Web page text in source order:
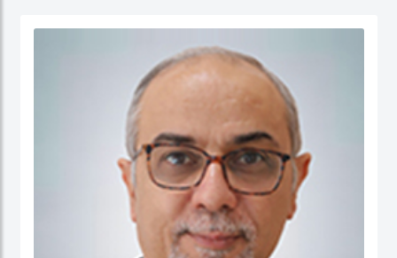
وصناديق الثروة السيادية. نشرت أعمالها البحثية في دوريات علمية دولية في مجال الإدارة
والعلوم التطبيقية، مجلة الأعمال والاقتصاد؛ وجامعة كامبريدج. الدكتورة منى حاليًا عضو
في شبكة الخبراء الإقليمية التابعة لمنظمة الأغذية والزراعة ورئيستها ايضا. حصلت على
درجة الدكتوراه. من كلية الاقتصاد والعلوم السياسية بجامعة القاهرة، وشهادتي الماجستير
والبكالوريوس في الاقتصاد من الجامعة الأمريكية بالقاهرة.